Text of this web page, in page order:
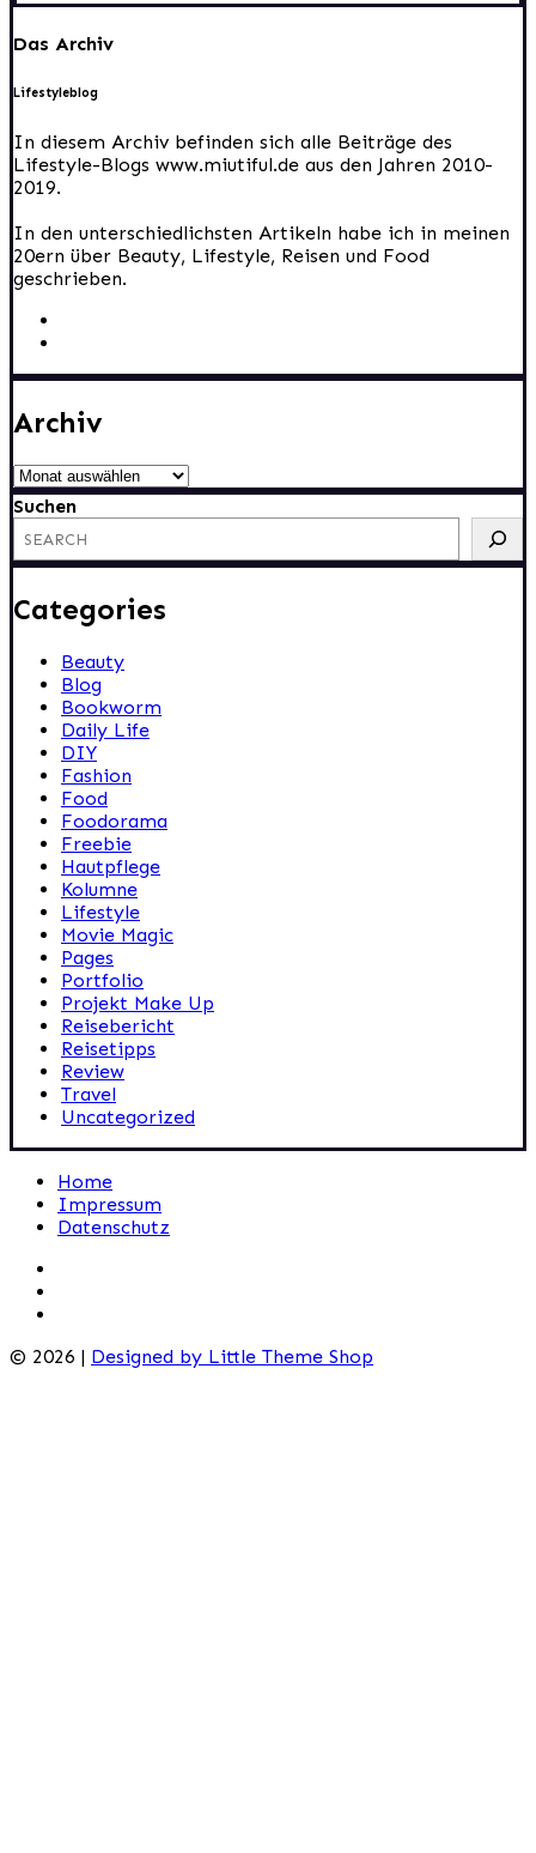
Das Archiv
Lifestyleblog
In diesem Archiv befinden sich alle Beiträge des
Lifestyle-Blogs www.miutiful.de aus den Jahren 2010-
2019.
In den unterschiedlichsten Artikeln habe ich in meinen
20ern über Beauty, Lifestyle, Reisen und Food
geschrieben.
Archiv
Archiv
Suchen
Categories
Beauty
Blog
Bookworm
Daily Life
DIY
Fashion
Food
Foodorama
Freebie
Hautpflege
Kolumne
Lifestyle
Movie Magic
Pages
Portfolio
Projekt Make Up
Reisebericht
Reisetipps
Review
Travel
Uncategorized
Home
Impressum
Datenschutz
© 2026 | Designed by Little Theme Shop